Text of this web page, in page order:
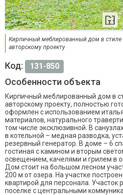
Кирпичный меблированный дом в стиле
авторскому проекту
Код: 131-850
Особенности объекта
Кирпичный меблированный дом в
авторскому проекту, полностью
оформлен с использованием
материалов, натурального
том числе эксклюзивной. В
в котельной – медная разводка,
резервный генератор. В доме – 6
гостиная с камином и вторым
освещением, качелями и грилем в
Дом стоит на большом лесном
200 м от озера. На участке
квартирой для персонала.
посёлке с центральными